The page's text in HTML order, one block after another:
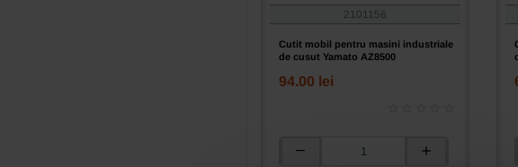
2101156
Cutit mobil pentru masini industriale
de cusut Yamato AZ8500
94.00 lei